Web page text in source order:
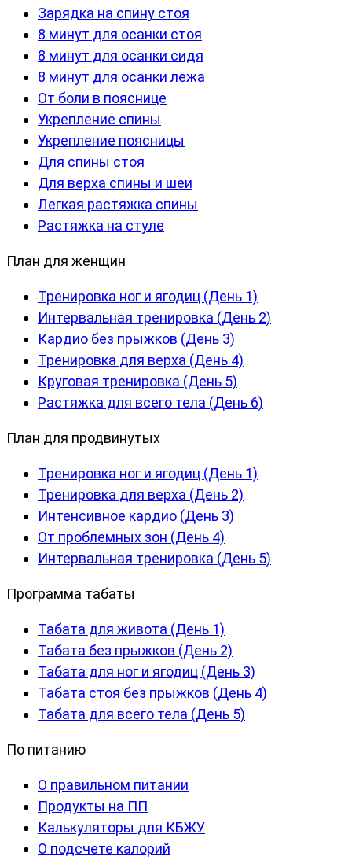
Зарядка на спину стоя
8 минут для осанки стоя
8 минут для осанки сидя
8 минут для осанки лежа
От боли в пояснице
Укрепление спины
Укрепление поясницы
Для спины стоя
Для верха спины и шеи
Легкая растяжка спины
Растяжка на стуле
План для женщин
Тренировка ног и ягодиц (День 1)
Интервальная тренировка (День 2)
Кардио без прыжков (День 3)
Тренировка для верха (День 4)
Круговая тренировка (День 5)
Растяжка для всего тела (День 6)
План для продвинутых
Тренировка ног и ягодиц (День 1)
Тренировка для верха (День 2)
Интенсивное кардио (День 3)
От проблемных зон (День 4)
Интервальная тренировка (День 5)
Программа табаты
Табата для живота (День 1)
Табата без прыжков (День 2)
Табата для ног и ягодиц (День 3)
Табата стоя без прыжков (День 4)
Табата для всего тела (День 5)
По питанию
О правильном питании
Продукты на ПП
Калькуляторы для КБЖУ
О подсчете калорий